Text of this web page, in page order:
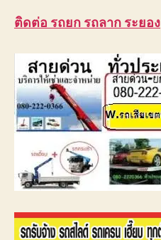
ติดต่อ รถยก รถลาก ระยอง